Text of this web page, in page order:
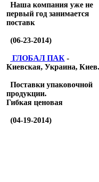
Наша компания уже не
первый год занимается
поставк
(06-23-2014)
ГЛОБАЛ ПАК -
Киевская, Украина, Киев.
Поставки упаковочной
продукции.
Гибкая ценовая
(04-19-2014)